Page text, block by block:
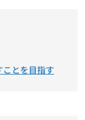
ことを目指す